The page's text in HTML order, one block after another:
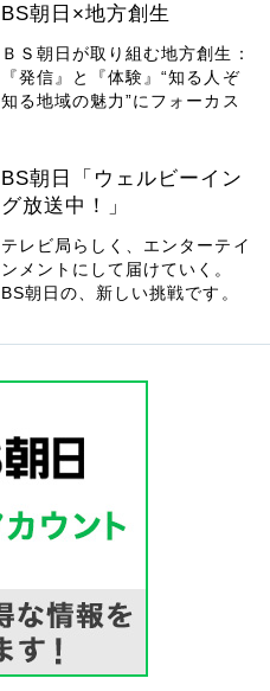
BS朝日×地方創生
ＢＳ朝日が取り組む地方創生：
『発信』と『体験』“知る人ぞ
知る地域の魅力”にフォーカス
BS朝日「ウェルビーイン
グ放送中！」
テレビ局らしく、エンターテイ
ンメントにして届けていく。
BS朝日の、新しい挑戦です。